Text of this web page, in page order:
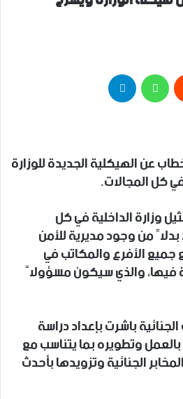
واتساب
عن الهيكلية الجديدة للوزارة
كل المجالات.
وزارة الداخلية في كل
من وجود مديرية للأمن
الأفرع والمكاتب في
فيها، والذي سيكون مسؤولاً
باشرت بإعداد دراسة
وتطويره بما يتناسب مع
الجنائية وتزويدها بأحدث